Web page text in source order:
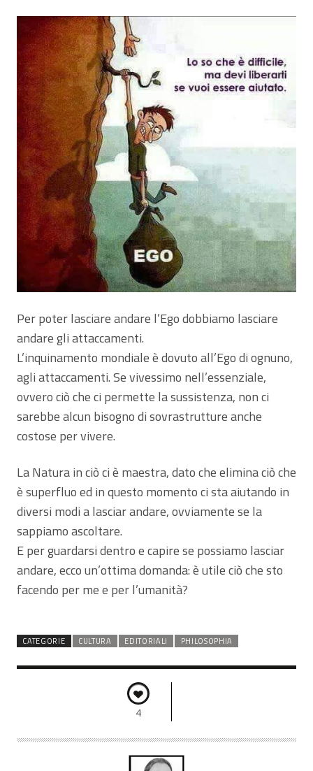
Per poter lasciare andare l’Ego dobbiamo lasciare
andare gli attaccamenti.
L’inquinamento mondiale è dovuto all’Ego di ognuno,
agli attaccamenti. Se vivessimo nell’essenziale,
ovvero ciò che ci permette la sussistenza, non ci
sarebbe alcun bisogno di sovrastrutture anche
costose per vivere.
La Natura in ciò ci è maestra, dato che elimina ciò che
è superfluo ed in questo momento ci sta aiutando in
diversi modi a lasciar andare, ovviamente se la
sappiamo ascoltare.
E per guardarsi dentro e capire se possiamo lasciar
andare, ecco un’ottima domanda: è utile ciò che sto
facendo per me e per l’umanità?
CATEGORIE CULTURA EDITORIALI PHILOSOPHIA
4